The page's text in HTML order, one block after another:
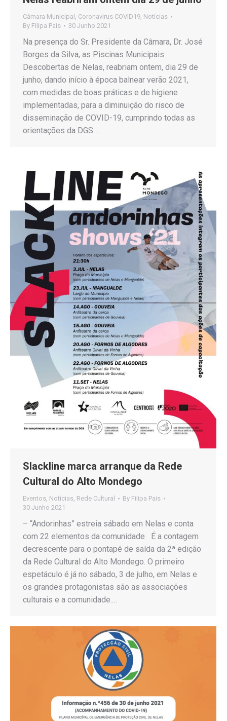
Câmara Municipal Coronavirus COVID19 Notícias
By Filipa Pais 30 Junho 2021
Na presença do Sr. Presidente da Câmara, Dr. José
Borges da Silva, as Piscinas Municipais
Descobertas de Nelas, reabriam ontem, dia 29 de
junho, dando início à época balnear verão 2021,
com medidas de boas práticas e de higiene
implementadas, para a diminuição do risco de
disseminação de COVID-19, cumprindo todas as
orientações da DGS…
Slackline marca arranque da Rede
Cultural do Alto Mondego
Eventos, Notícias, Rede Cultural By Filipa Pais
30 Junho 2021
– “Andorinhas” estreia sábado em Nelas e conta
com 22 elementos da comunidade É a contagem
decrescente para o pontapé de saída da 2ª edição
da Rede Cultural do Alto Mondego. O primeiro
espetáculo é já no sábado, 3 de julho, em Nelas e
os grandes protagonistas são as associações
culturais e a comunidade.…